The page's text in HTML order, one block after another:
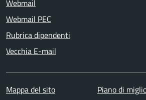
Webmail
Webmail PEC
Rubrica dipendenti
Vecchia E-mail
Mappa del sito Piano di